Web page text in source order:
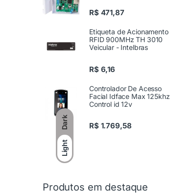
Dark
Light
R$ 471,87
Etiqueta de Acionamento
RFID 900MHz TH 3010
Veicular - Intelbras
R$ 6,16
Controlador De Acesso
Facial Idface Max 125khz
Control id 12v
R$ 1.769,58
Produtos em destaque